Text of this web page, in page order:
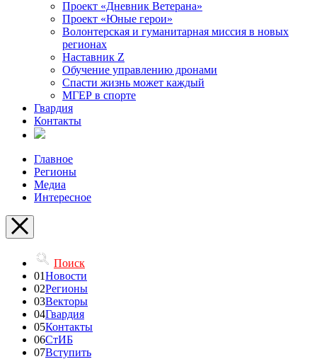
Проект «Дневник Ветерана»
Проект «Юные герои»
Волонтерская и гуманитарная миссия в новых
регионах
Наставник Z
Обучение управлению дронами
Спасти жизнь может каждый
МГЕР в спорте
Гвардия
Контакты
Главное
Регионы
Медиа
Интересное
Поиск
01Новости
02Регионы
03Векторы
04Гвардия
05Контакты
06СтИБ
07Вступить